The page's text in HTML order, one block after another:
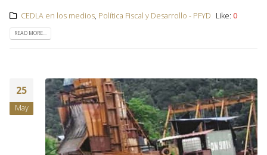
CEDLA en los medios, Política Fiscal y Desarrollo - PFYD Like: 0
READ MORE...
25
May